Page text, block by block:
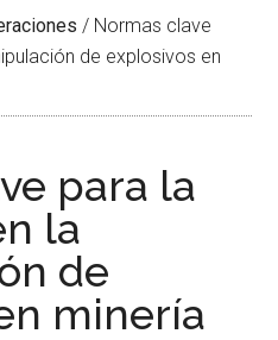
/ Normas clave
de explosivos en
para la
la
de
minería